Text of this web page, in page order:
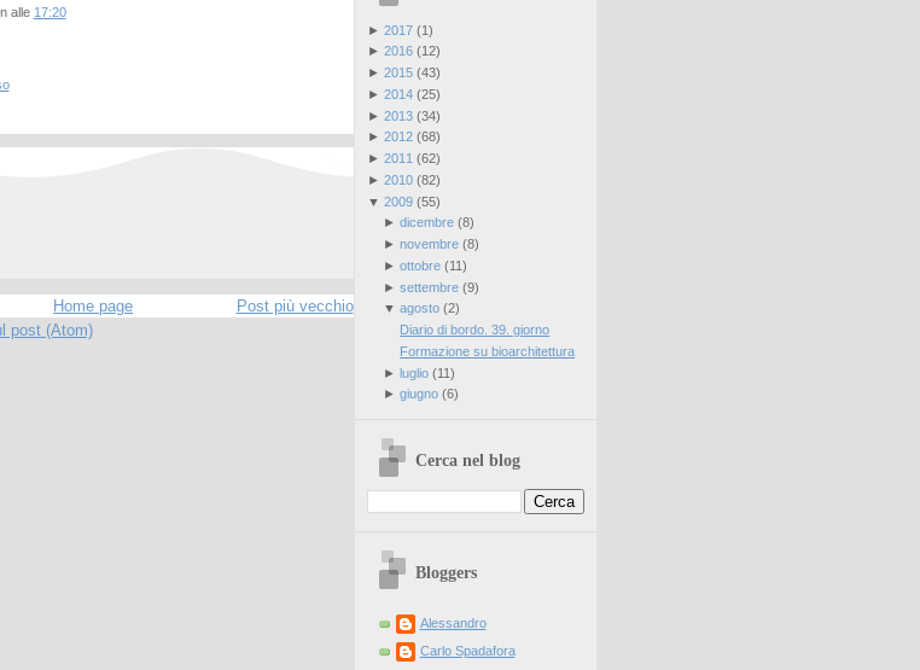
alle 17:20
Post più vecchio
Home page
post (Atom)
► 2017(1)
► 2016(12)
► 2015(43)
► 2014(25)
► 2013(34)
► 2012(68)
► 2011 (62)
► 2010(82)
▼ 2009(55)
► dicembre(8)
► novembre(8)
► ottobre(11)
► settembre(9)
▼ agosto(2)
Diario di bordo. 39. giorno
Formazione su bioarchitettura
► luglio(11)
► giugno(6)
Cerca nel blog
Bloggers
Alessandro
Carlo Spadafora